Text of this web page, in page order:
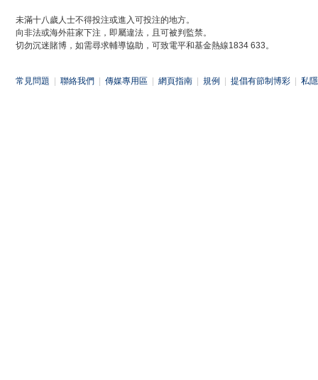
未滿十八歲人士不得投注或進入可投注的地方。
向非法或海外莊家下注，即屬違法，且可被判監禁。
切勿沉迷賭博，如需尋求輔導協助，可致電平和基金熱線1834 633。
常見問題 聯絡我們 傳媒專用區 網頁指南 規例 提倡有節制博彩 私